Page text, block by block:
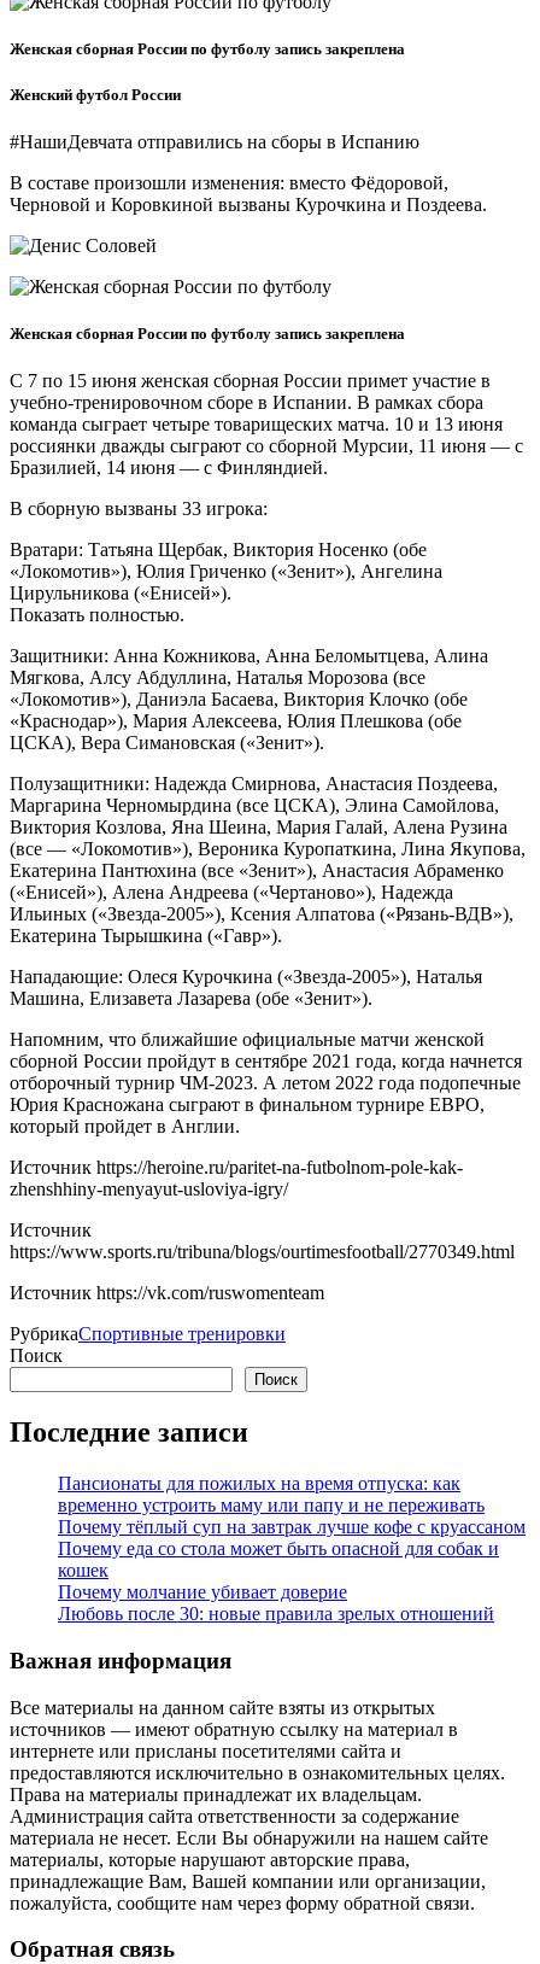
Женская сборная России по футболу запись закреплена
Женский футбол России
#НашиДевчата отправились на сборы в Испанию
В составе произошли изменения: вместо Фёдоровой,
Черновой и Коровкиной вызваны Курочкина и Поздеева.
Женская сборная России по футболу запись закреплена
С 7 по 15 июня женская сборная России примет участие в
учебно-тренировочном сборе в Испании. В рамках сбора
команда сыграет четыре товарищеских матча. 10 и 13 июня
россиянки дважды сыграют со сборной Мурсии, 11 июня — с
Бразилией, 14 июня — с Финляндией.
В сборную вызваны 33 игрока:
Вратари: Татьяна Щербак, Виктория Носенко (обе
«Локомотив»), Юлия Гриченко («Зенит»), Ангелина
Цирульникова («Енисей»).
Показать полностью.
Защитники: Анна Кожникова, Анна Беломытцева, Алина
Мягкова, Алсу Абдуллина, Наталья Морозова (все
«Локомотив»), Даниэла Басаева, Виктория Клочко (обе
«Краснодар»), Мария Алексеева, Юлия Плешкова (обе
ЦСКА), Вера Симановская («Зенит»).
Полузащитники: Надежда Смирнова, Анастасия Поздеева,
Маргарина Черномырдина (все ЦСКА), Элина Самойлова,
Виктория Козлова, Яна Шеина, Мария Галай, Алена Рузина
(все — «Локомотив»), Вероника Куропаткина, Лина Якупова,
Екатерина Пантюхина (все «Зенит»), Анастасия Абраменко
(«Енисей»), Алена Андреева («Чертаново»), Надежда
Ильиных («Звезда-2005»), Ксения Алпатова («Рязань-ВДВ»),
Екатерина Тырышкина («Гавр»).
Нападающие: Олеся Курочкина («Звезда-2005»), Наталья
Машина, Елизавета Лазарева (обе «Зенит»).
Напомним, что ближайшие официальные матчи женской
сборной России пройдут в сентябре 2021 года, когда начнется
отборочный турнир ЧМ-2023. А летом 2022 года подопечные
Юрия Красножана сыграют в финальном турнире ЕВРО,
который пройдет в Англии.
Источник https://heroine.ru/paritet-na-futbolnom-pole-kak-
zhenshhiny-menyayut-usloviya-igry/
Источник
https://www.sports.ru/tribuna/blogs/ourtimesfootball/2770349.html
Источник https://vk.com/ruswomenteam
РубрикаСпортивные тренировки
Поиск
Поиск
Последние записи
Пансионаты для пожилых на время отпуска: как
временно устроить маму или папу и не переживать
Почему тёплый суп на завтрак лучше кофе с круассаном
Почему еда со стола может быть опасной для собак и
кошек
Почему молчание убивает доверие
Любовь после 30: новые правила зрелых отношений
Важная информация
Все материалы на данном сайте взяты из открытых
источников — имеют обратную ссылку на материал в
интернете или присланы посетителями сайта и
предоставляются исключительно в ознакомительных целях.
Права на материалы принадлежат их владельцам.
Администрация сайта ответственности за содержание
материала не несет. Если Вы обнаружили на нашем сайте
материалы, которые нарушают авторские права,
принадлежащие Вам, Вашей компании или организации,
пожалуйста, сообщите нам через форму обратной связи.
Обратная связь